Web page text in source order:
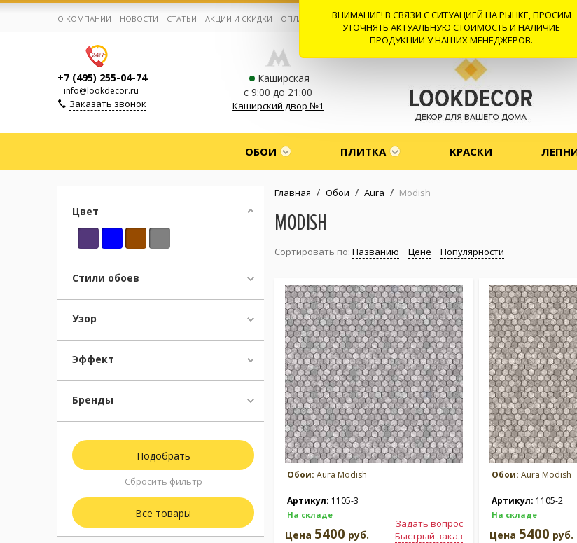
Корзина:0
Избранное:0 товаров
Каталог
Москва (сменить город)
Заказать обратный звонок
О КОМПАНИИ НОВОСТИ СТАТЬИ АКЦИИ И СКИДКИ ОПЛАТА И ДОСТАВКА СОТРУДНИЧЕСТВО КОНТАКТЫ ОТЗЫВЫ
+7 (495) 255-04-74
info@lookdecor.ru
Заказать звонок
Каширская
с 9:00 до 21:00
Каширский двор №1
ОБОИ ПЛИТКА КРАСКИ
Цвет
Стили обоев
Узор
Эффект
Бренды
Сбросить фильтр
Все товары
Главная / Обои / Aura / Modish
MODISH
Сортировать по: Названию Цене Популярности
Обои: Aura Modish
Артикул: 1105-3
На складе
Задать вопрос
Быстрый заказ
Цена 5400 руб.
Обои: Aura Modish
Артикул: 1105-2
На складе
Цена 5400 руб.
ВНИМАНИЕ! В СВЯЗИ С СИТУАЦИЕЙ НА РЫНКЕ, ПРОСИМ
УТОЧНЯТЬ АКТУАЛЬНУЮ СТОИМОСТЬ И НАЛИЧИЕ
ПРОДУКЦИИ У НАШИХ МЕНЕДЖЕРОВ.